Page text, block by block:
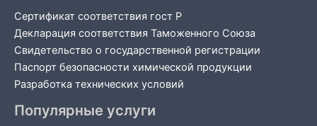
Сертификат соответствия гост Р
Декларация соответствия Таможенного Союза
Свидетельство о государственной регистрации
Паспорт безопасности химической продукции
Разработка технических условий
Популярные услуги